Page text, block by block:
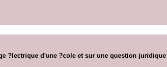
?lectrique d'une ?cole et sur une question juridique